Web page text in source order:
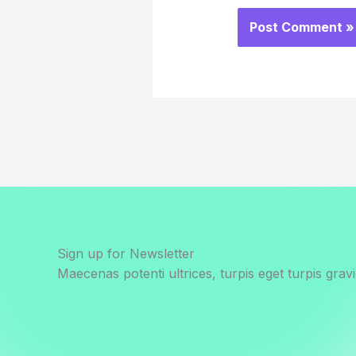
Sign up for Newsletter
Maecenas potenti ultrices, turpis eget turpis